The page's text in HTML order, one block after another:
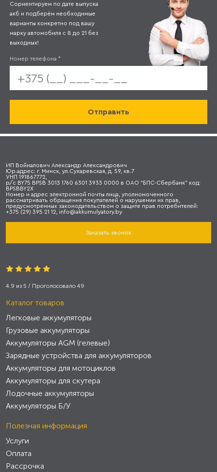
Сориентируем по дате выпуска
акб и подберём необходимые
варианты конкретно под вашу
марку автомобиля с 8 до 21 без
выходных!
Номер телефона *
ИП Войналович Александр Александрович
Юр.адрес: г. Минск, ул.Сухаревская, д. 59, кв.7
УНП 191867772,
р/с BY75 BPSB 3013 1760 6301 3933 0000 в ОАО "БПС-Сбербанк" код:
BPSBBY2X
Номер и адрес электронной почты лица, уполномоченного
рассматривать обращения покупателей о нарушении их прав,
предусмотренных законодательством о защите прав потребителей:
+375 (29) 395 21 12, info@akkumulyatory.by
Заказать звонок
4.9 из 5 / Проголосовало 49
Каталог товаров
Легковые аккумуляторы
Грузовые аккумуляторы
Аккумуляторы AGM (гелевые)
Зарядные устройства для аккумуляторов
Аккумуляторы для мотоциклов
Аккумуляторы для скутера
Лодочные аккумуляторы
Аккумуляторы Б/У
Полезная информация
Услуги
Оплата
Рассрочка